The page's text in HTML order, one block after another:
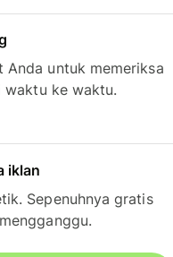
Anda untuk memeriksa
waktu ke waktu.
iklan
Sepenuhnya gratis